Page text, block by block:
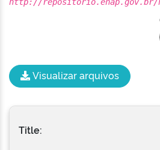
Visualizar arquivos
Title: